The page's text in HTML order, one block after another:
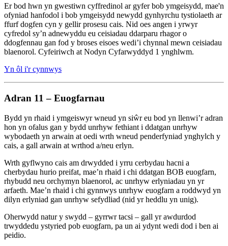
Er bod hwn yn gwestiwn cyffredinol ar gyfer bob ymgeisydd, mae'n
ofyniad hanfodol i bob ymgeisydd newydd gynhyrchu tystiolaeth ar
ffurf dogfen cyn y gellir prosesu cais. Nid oes angen i yrwyr
cyfredol sy’n adnewyddu eu ceisiadau ddarparu rhagor o
ddogfennau gan fod y broses eisoes wedi’i chynnal mewn ceisiadau
blaenorol. Cyfeiriwch at Nodyn Cyfarwyddyd 1 ynghlwm.
Yn ôl i'r cynnwys
Adran 11 – Euogfarnau
Bydd yn rhaid i ymgeiswyr wneud yn siŵr eu bod yn llenwi’r adran
hon yn ofalus gan y bydd unrhyw fethiant i ddatgan unrhyw
wybodaeth yn arwain at oedi wrth wneud penderfyniad ynghylch y
cais, a gall arwain at wrthod a/neu erlyn.
Wrth gyflwyno cais am drwydded i yrru cerbydau hacni a
cherbydau hurio preifat, mae’n rhaid i chi ddatgan BOB euogfarn,
rhybudd neu orchymyn blaenorol, ac unrhyw erlyniadau yn yr
arfaeth. Mae’n rhaid i chi gynnwys unrhyw euogfarn a roddwyd yn
dilyn erlyniad gan unrhyw sefydliad (nid yr heddlu yn unig).
Oherwydd natur y swydd – gyrrwr tacsi – gall yr awdurdod
trwyddedu ystyried pob euogfarn, pa un ai ydynt wedi dod i ben ai
peidio.